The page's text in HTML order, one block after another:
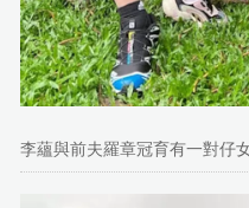
李蘊與前夫羅章冠育有一對仔女